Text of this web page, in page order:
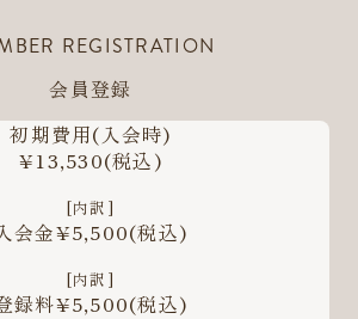
REGISTRATION
会員登録
初期費用(入会時)
¥13,530(税込)
[内訳]
会金¥5,500(税込)
[内訳]
録料¥5,500(税込)